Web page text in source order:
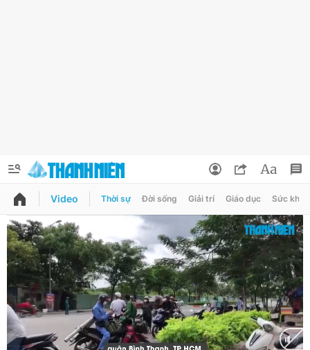
QUẢNG CÁO
Chuyên mục
Chuyên mục khác
Thông tin tài khoản
Đổi mật khẩu
Tin đã lưu
Tin đã xem
Video Thời sự Đời sống Giải trí Giáo dục Sức khỏe